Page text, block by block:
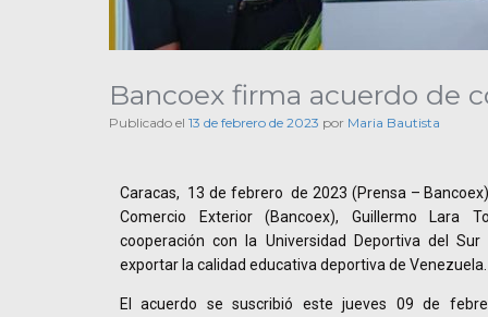
Bancoex firma acuerdo de
Publicado el 13 de febrero de 2023 por Maria Bautista
Caracas, 13 de febrero de 2023 (Prensa –
Comercio Exterior (Bancoex), Guillermo Lara
cooperación con la Universidad Deportiva del
exportar la calidad educativa deportiva de Venezuela.
El acuerdo se suscribió este jueves 09 de